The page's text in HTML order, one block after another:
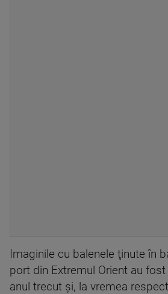
Imaginile cu balenele ţinute în
port din Extremul Orient au
anul trecut şi, la vremea